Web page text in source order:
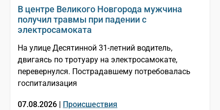
В центре Великого Новгорода мужчина
получил травмы при падении с
электросамоката
На улице Десятинной 31-летний водитель,
двигаясь по тротуару на электросамокате,
перевернулся. Пострадавшему потребовалась
госпитализация
07.08.2026 | Происшествия